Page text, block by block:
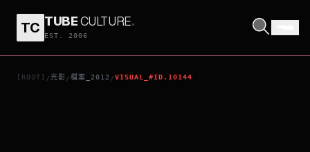
TC TUBECULTURE.
EST. 2006
[ROOT] /光影 /檔案_2012 /VISUAL_#ID.10144
黃金大劫案